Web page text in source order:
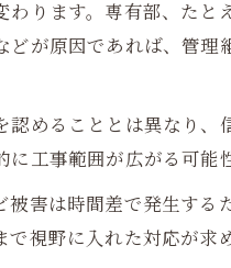
ります。専有部、たと
が原因であれば、管理
めることとは異なり、
工事範囲が広がる可能
害は時間差で発生する
視野に入れた対応が求